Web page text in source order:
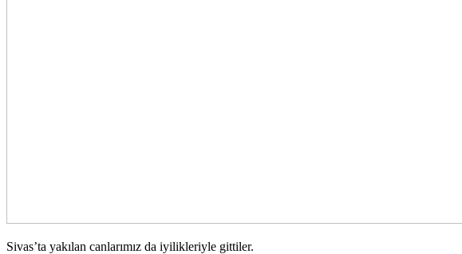
Sivas’ta yakılan canlarımız da iyilikleriyle gittiler.